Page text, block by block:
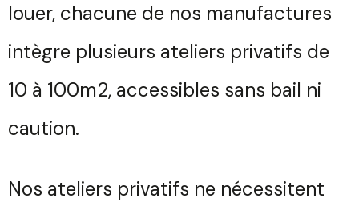
louer, chacune de nos manufactures
intègre plusieurs ateliers privatifs de
10 à 100m2, accessibles sans bail ni
caution.
Nos ateliers privatifs ne nécessitent